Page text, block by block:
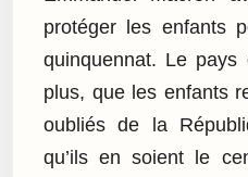
protéger les enfants
quinquennat. Le
plus, que les enfants
oubliés de la
qu’ils en soient le